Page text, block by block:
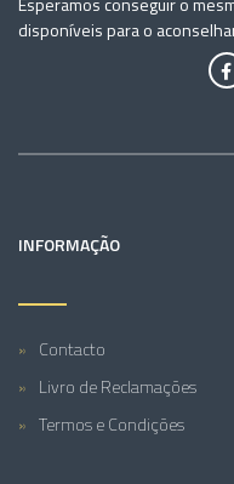
disponíveis para o
INFORMAÇÃO
Contacto
Livro de Reclamações
Termos e Condições